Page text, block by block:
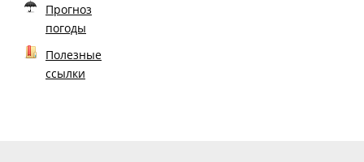
Прогноз
погоды
Полезные
ссылки